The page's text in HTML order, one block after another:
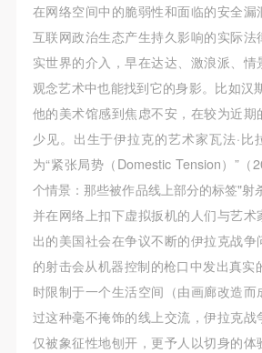
在网络空间中的脆弱性和面临的安全
互联网政治生态产生持久影响的实际
实世界的介入，早在达达、激浪派、
观念艺术中也能找到它的身影。比如汉
他的美术馆感到焦虑不安，在较为近期
少见。出生于伊拉克的艺术家瓦法·比
为“紧张局势（Domestic Tension）”（
个情景：那些被作品线上部分的标签"射
并在网络上扣下虚拟扳机的人们与艺
出的美国社会在争议不断的伊拉克战争
的射击会从机器控制的枪口中发出真实
时限制于一个生活空间（由画廊改造而
过这种毫不掩饰的线上交流，伊拉克战
仅被象征性地刨开，更予人以切身的
活动参与者意味着接受并承担本协
同意者意味着放弃参加此次活动的
活动前，必须事先与自己的家属沟
意，同时知晓并同意本免责声明。
后，视作其家属也已知晓并同意。
我已认真阅读上述条款，并且同意
活动参与者意味着接受并承担本协
同意者意味着放弃参加此次活动的
活动前，必须事先与自己的家属沟
意，同时知晓并同意本免责声明。
后，视作其家属也已知晓并同意。
我已认真阅读上述条款，并且同意
活动参与者意味着接受并承担本协
同意者意味着放弃参加此次活动的
活动前，必须事先与自己的家属沟
意，同时知晓并同意本免责声明。
后，视作其家属也已知晓并同意。
我已认真阅读上述条款，并且同意